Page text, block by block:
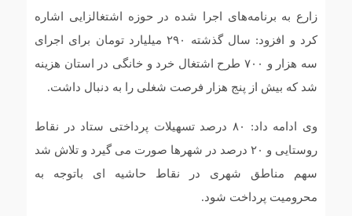
زارع به برنامه‌های اجرا شده در حوزه اشتغالزایی اشاره
کرد و افزود: سال گذشته ۲۹۰ میلیارد تومان برای اجرای
سه هزار و ۷۰۰ طرح اشتغال خرد و خانگی در استان هزینه
شد که بیش از پنج هزار فرصت شغلی را به دنبال داشت.
وی ادامه داد: ۸۰ درصد تسهیلات پرداختی ستاد در نقاط
روستایی و ۲۰ درصد در شهرها صورت می گیرد و تلاش شد
سهم مناطق شهری در نقاط حاشیه ای باتوجه به
محرومیت پرداخت شود.